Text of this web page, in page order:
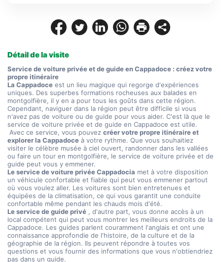
Détail de la visite
Service de voiture privée et de guide en Cappadoce : créez votre
propre itinéraire
La Cappadoce est un lieu magique qui regorge d'expériences
uniques. Des superbes formations rocheuses aux balades en
montgolfière, il y en a pour tous les goûts dans cette région.
Cependant, naviguer dans la région peut être difficile si vous
n'avez pas de voiture ou de guide pour vous aider. C'est là que le
service de voiture privée et de guide en Cappadoce est utile.
Avec ce service, vous pouvez créer votre propre itinéraire et
explorer la Cappadoce à votre rythme. Que vous souhaitiez
visiter le célèbre musée à ciel ouvert, randonner dans les vallées
ou faire un tour en montgolfière, le service de voiture privée et de
guide peut vous y emmener.
Le service de voiture privée Cappadocia met à votre disposition
un véhicule confortable et fiable qui peut vous emmener partout
où vous voulez aller. Les voitures sont bien entretenues et
équipées de la climatisation, ce qui vous garantit une conduite
confortable même pendant les chauds mois d'été.
Le service de guide privé , d'autre part, vous donne accès à un
local compétent qui peut vous montrer les meilleurs endroits de la
Cappadoce. Les guides parlent couramment l'anglais et ont une
connaissance approfondie de l'histoire, de la culture et de la
géographie de la région. Ils peuvent répondre à toutes vos
questions et vous fournir des informations que vous n'obtiendriez
pas dans un guide.